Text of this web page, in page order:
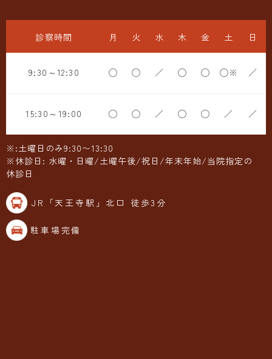
診察時間 月 火 水 木 金 土 日
9:30～12:30 ◯ ◯ ／ ◯ ◯ ◯※ ／
15:30～19:00 ◯ ◯ ／ ◯ ◯ ／ ／
※:土曜日のみ9:30〜13:30
※休診日: 水曜・日曜/土曜午後/祝日/年末年始/当院指定の
休診日
JR「天王寺駅」北口 徒歩3分
駐車場完備